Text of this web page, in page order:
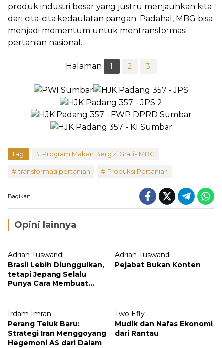
produk industri besar yang justru menjauhkan kita
dari cita-cita kedaulatan pangan. Padahal, MBG bisa
menjadi momentum untuk mentransformasi
pertanian nasional.
Halaman 1 2 3
Tag: Program Makan Bergizi Gratis MBG
transformasi pertanian Produksi Pertanian
Bagikan
Opini lainnya
Adrian Tuswandi
Brasil Lebih Diunggulkan,
tetapi Jepang Selalu
Punya Cara Membuat
Adrian Tuswandi
Pejabat Bukan Konten
Irdam Imran
Perang Teluk Baru:
Strategi Iran Menggoyang
Hegemoni AS dari Dalam
Two Efly
Mudik dan Nafas Ekonomi
dari Rantau